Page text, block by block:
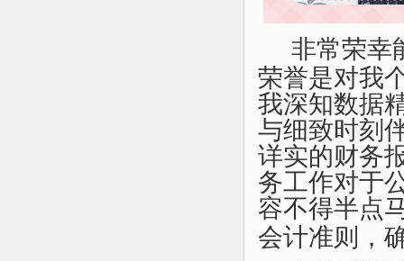
非常荣幸
荣誉是对我
我深知数据
与细致时刻
详实的财务
务工作对于
容不得半点
会计准则，